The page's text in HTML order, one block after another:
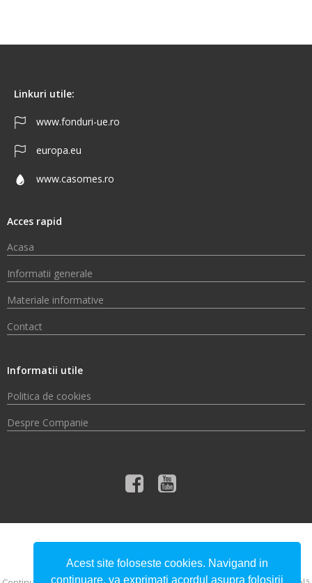
Linkuri utile:
www.fonduri-ue.ro
europa.eu
www.casomes.ro
Acces rapid
Acasa
Informatii generale
Materiale informative
Contact
Informatii utile
Politica de cookies
Despre Companie
© 2026 Compania de Apă Someș S.A.
Acest site foloseste cookies. Navigand in
continuare, va exprimati acordul asupra folosirii